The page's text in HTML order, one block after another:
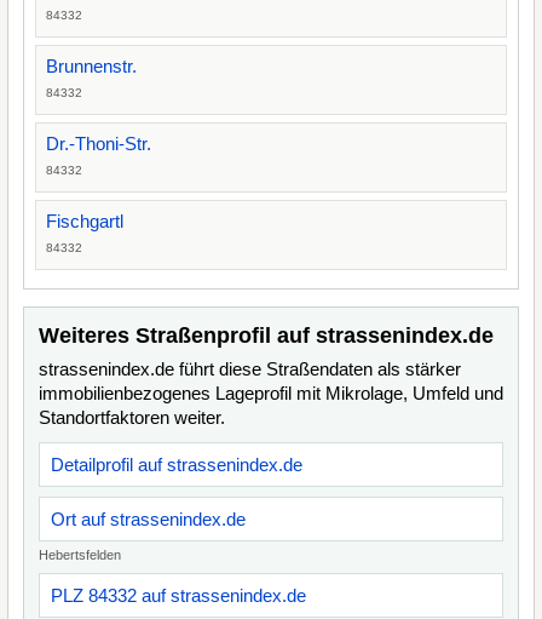
84332
Brunnenstr.
84332
Dr.-Thoni-Str.
84332
Fischgartl
84332
Weiteres Straßenprofil auf strassenindex.de
strassenindex.de führt diese Straßendaten als stärker
immobilienbezogenes Lageprofil mit Mikrolage, Umfeld und
Standortfaktoren weiter.
Detailprofil auf strassenindex.de
Ort auf strassenindex.de
Hebertsfelden
PLZ 84332 auf strassenindex.de